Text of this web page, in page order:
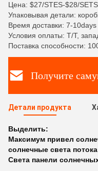
Цена: $27/STES-$28/SETS
Упаковывая детали:
Время доставки: 7-10days
Условия оплаты: T/T,
Поставка способности:
Получите
Детали продукта
Выделить:
Максимум привел
солнечные света
Света панели